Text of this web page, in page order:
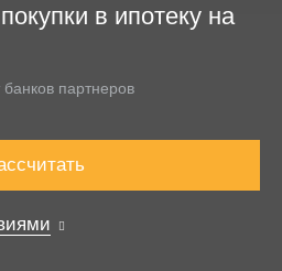
в ипотеку на
партнеров